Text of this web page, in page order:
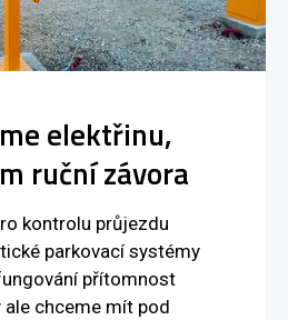
elektřinu,
ruční závora
kontrolu průjezdu
parkovací systémy
přítomnost
ale chceme mít pod